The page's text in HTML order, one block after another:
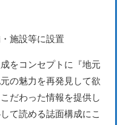
施設等に設置
をコンセプトに『地元
の魅力を再発見して欲
だわった情報を提供し
て読める誌面構成にこ